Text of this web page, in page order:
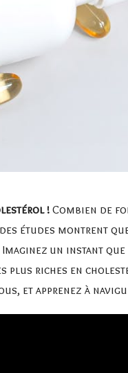
! Combien de
études montrent
un instant
plus riches en
et apprenez à